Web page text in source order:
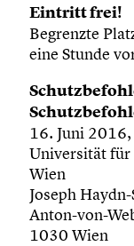
Eintritt frei!
Begrenzte
eine Stunde
16. Juni
Universität für
Wien
Joseph Haydn-
Anton-von-
1030 Wien